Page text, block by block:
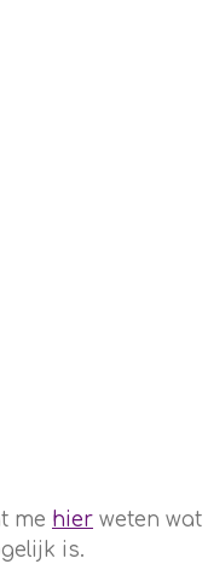
me hier weten wat
is.